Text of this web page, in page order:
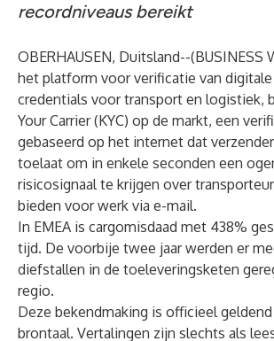
recordniveaus bereikt
OBERHAUSEN, Duitsland--(BUSINESS
het platform voor verificatie van
credentials voor transport en logistiek,
Your Carrier (KYC) op de markt, een
gebaseerd op het internet dat
toelaat om in enkele seconden een
risicosignaal te krijgen over
bieden voor werk via e-mail.
In EMEA is cargomisdaad met 438%
tijd. De voorbije twee jaar werden er
diefstallen in de toeleveringsketen
regio.
Deze bekendmaking is officieel
brontaal. Vertalingen zijn slechts als